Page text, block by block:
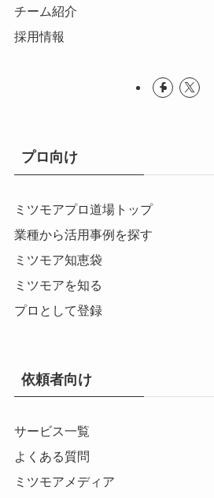
チーム紹介
採用情報
プロ向け
ミツモアプロ道場トップ
業種から活用事例を探す
ミツモア知恵袋
ミツモアを知る
プロとして登録
依頼者向け
サービス一覧
よくある質問
ミツモアメディア